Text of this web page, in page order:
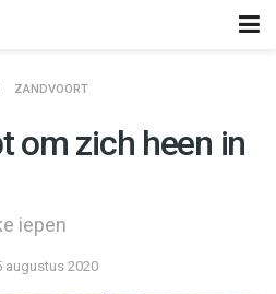
ZANDVOORT
om zich heen in
iepen
augustus 2020